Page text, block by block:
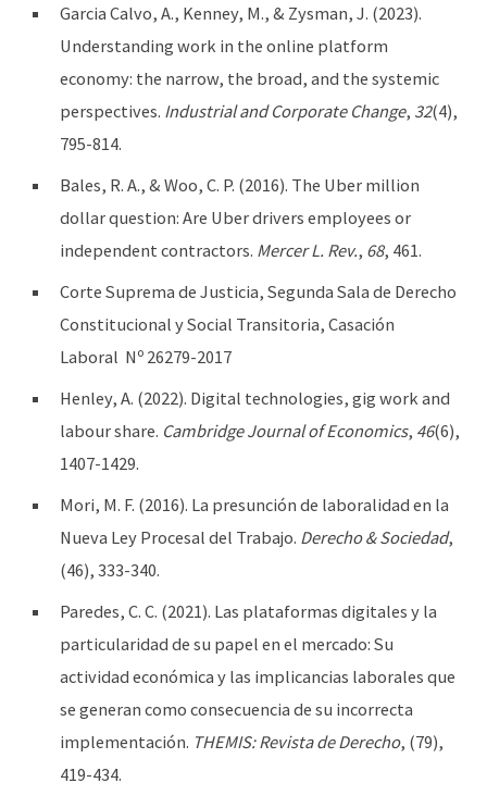
Garcia Calvo, A., Kenney, M., & Zysman, J. (2023).
Understanding work in the online platform
economy: the narrow, the broad, and the systemic
perspectives. Industrial and Corporate Change, 32(4),
795-814.
Bales, R. A., & Woo, C. P. (2016). The Uber million
dollar question: Are Uber drivers employees or
independent contractors. Mercer L. Rev., 68, 461.
Corte Suprema de Justicia, Segunda Sala de Derecho
Constitucional y Social Transitoria, Casación
Laboral Nº 26279-2017
Henley, A. (2022). Digital technologies, gig work and
labour share. Cambridge Journal of Economics, 46(6),
1407-1429.
Mori, M. F. (2016). La presunción de laboralidad en la
Nueva Ley Procesal del Trabajo. Derecho & Sociedad,
(46), 333-340.
Paredes, C. C. (2021). Las plataformas digitales y la
particularidad de su papel en el mercado: Su
actividad económica y las implicancias laborales que
se generan como consecuencia de su incorrecta
implementación. THEMIS: Revista de Derecho, (79),
419-434.